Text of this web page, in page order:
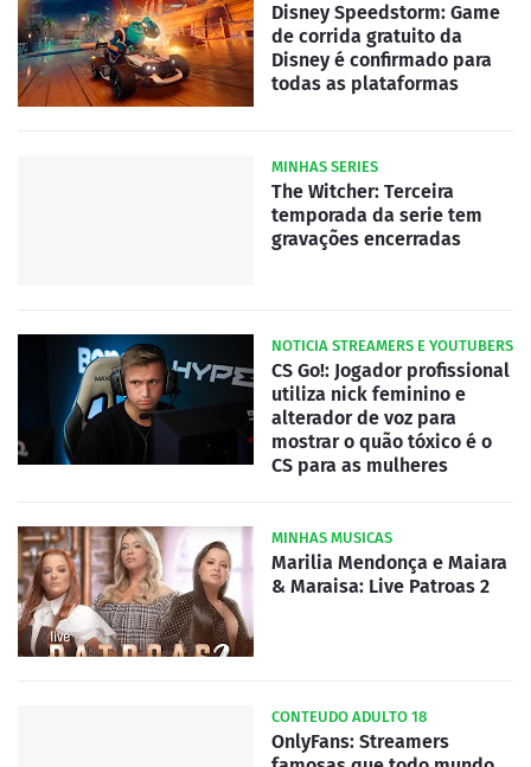
Disney Speedstorm: Game
de corrida gratuito da
Disney é confirmado para
todas as plataformas
MINHAS SERIES
The Witcher: Terceira
temporada da serie tem
gravações encerradas
NOTICIA STREAMERS E YOUTUBERS
CS Go!: Jogador profissional
utiliza nick feminino e
alterador de voz para
mostrar o quão tóxico é o
CS para as mulheres
MINHAS MUSICAS
Marilia Mendonça e Maiara
& Maraisa: Live Patroas 2
CONTEUDO ADULTO 18
OnlyFans: Streamers